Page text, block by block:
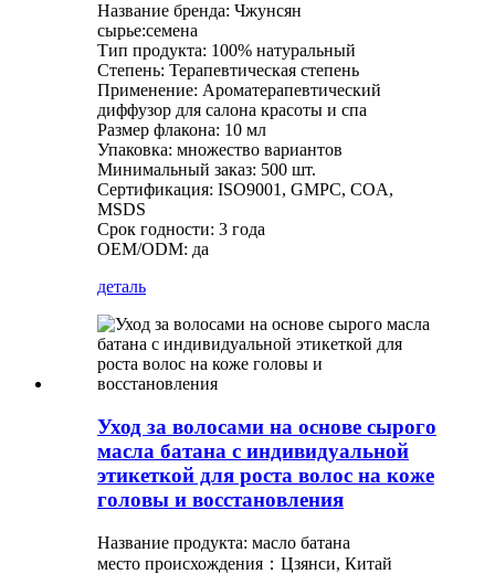
Название бренда: Чжунсян
сырье:семена
Тип продукта: 100% натуральный
Степень: Терапевтическая степень
Применение: Ароматерапевтический
диффузор для салона красоты и спа
Размер флакона: 10 мл
Упаковка: множество вариантов
Минимальный заказ: 500 шт.
Сертификация: ISO9001, GMPC, COA,
MSDS
Срок годности: 3 года
OEM/ODM: да
деталь
Уход за волосами на основе сырого
масла батана с индивидуальной
этикеткой для роста волос на коже
головы и восстановления
Название продукта: масло батана
место происхождения：Цзянси, Китай